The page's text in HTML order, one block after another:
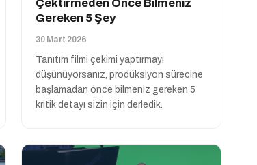
Çektirmeden Önce Bilmeniz
Gereken 5 Şey
30 Mart 2026
Tanıtım filmi çekimi yaptırmayı
düşünüyorsanız, prodüksiyon sürecine
başlamadan önce bilmeniz gereken 5
kritik detayı sizin için derledik.